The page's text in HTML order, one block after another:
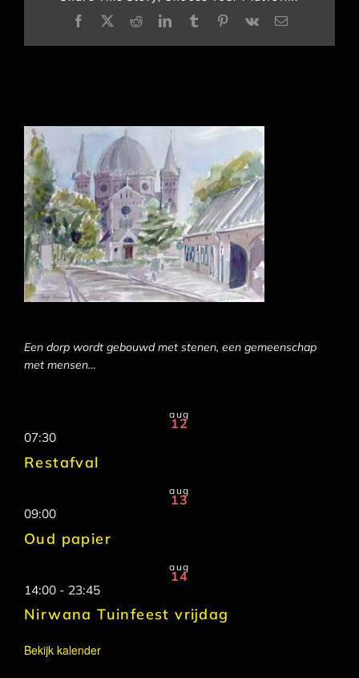
Facebook
X RedditLinkedInTumblrPinterest
Vk
E-
Een dorp wordt gebouwd met stenen, een gemeenschap
met mensen…
aug
12
07:30
Restafval
aug
13
09:00
Oud papier
aug
14
14:00 - 23:45
Nirwana Tuinfeest vrijdag
Bekijk kalender